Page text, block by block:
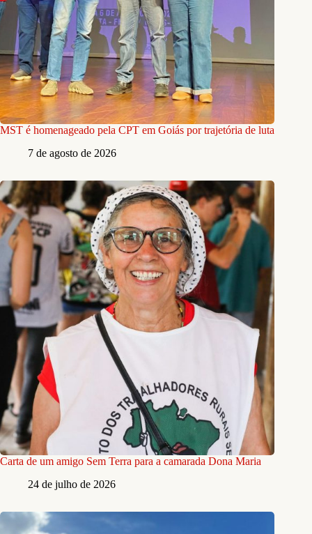
MST é homenageado pela CPT em Goiás por trajetória de luta
7 de agosto de 2026
Carta de um amigo Sem Terra para a camarada Dona Maria
24 de julho de 2026